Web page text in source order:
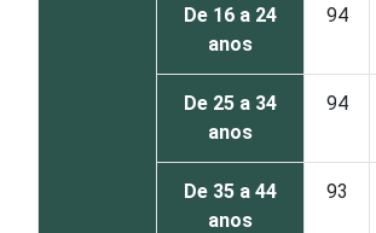
De 16 a 24
anos
94
De 25 a 34
anos
94
De 35 a 44
anos
93